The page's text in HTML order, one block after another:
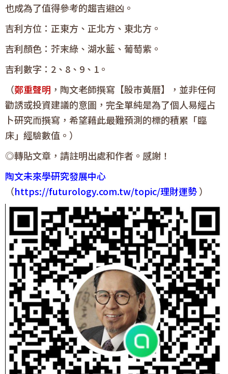
也成為了值得參考的趨吉避凶。
吉利方位：正東方、正北方、東北方。
吉利顏色：芥末綠、湖水藍、葡萄紫。
吉利數字：2、8、9、1。
（鄭重聲明 ，陶文老師撰寫【股市黃曆】，並非任何
勸誘或投資建議的意圖，完全單純是為了個人易經占
卜研究而撰寫，希望藉此最難預測的標的積累「臨
床」經驗數值。）
◎轉貼文章，請註明出處和作者。感謝！
陶文未來學研究發展中心
（https://futurology.com.tw/topic/理財運勢）